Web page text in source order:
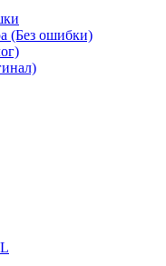
(Без ошибки)